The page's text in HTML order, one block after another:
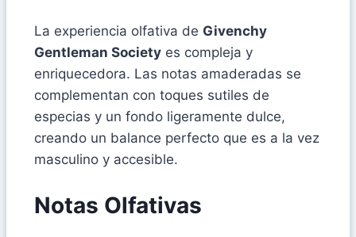
La experiencia olfativa de Givenchy
Gentleman Society es compleja y
enriquecedora. Las notas amaderadas se
complementan con toques sutiles de
especias y un fondo ligeramente dulce,
creando un balance perfecto que es a la vez
masculino y accesible.
Notas Olfativas